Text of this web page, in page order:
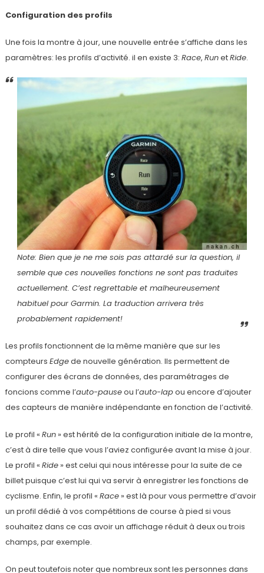
Configuration des profils
Une fois la montre à jour, une nouvelle entrée s’affiche dans les
paramètres: les profils d’activité. il en existe 3: Race, RunetRide.
Note: Bien que je ne me sois pas attardé sur la question, il
semble que ces nouvelles fonctions ne sont pas traduites
actuellement. C’est regrettable et malheureusement
habituel pour Garmin. La traduction arrivera très
probablement rapidement!
Les profils fonctionnent de la même manière que sur les
compteurs Edgede nouvelle génération. Ils permettent de
configurer des écrans de données, des paramétrages de
foncions comme l’auto-pauseou l’auto-lapou encore d’ajouter
des capteurs de manière indépendante en fonction de l’activité.
Le profil « Run» est hérité de la configuration initiale de la montre,
c’est à dire telle que vous l’aviez configurée avant la mise à jour.
Le profil « Ride» est celui qui nous intéresse pour la suite de ce
billet puisque c’est lui qui va servir à enregistrer les fonctions de
cyclisme. Enfin, le profil « Race» est là pour vous permettre d’avoir
un profil dédié à vos compétitions de course à pied si vous
souhaitez dans ce cas avoir un affichage réduit à deux ou trois
champs, par exemple.
On peut toutefois noter que nombreux sont les personnes dans